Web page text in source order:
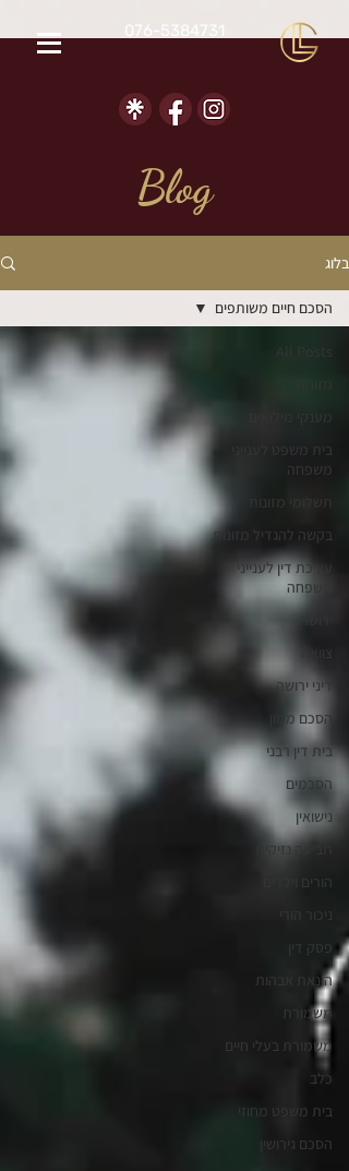
076-5384731
Blog
בלוג
All Posts
מזונות
מענקי מילואים
בית משפט לענייני
משפחה
תשלומי מזונות
בקשה להגדיל מזונות
עורכת דין לענייני
משפחה
דיני ירושה
הסכם ממון
בית דין רבני
הסכמים
נישואין
תביעה נזיקית
הורים וילדים
ניכור הורי
פסק דין
הונאת אבהות
משמורת
משמורת בעלי חיים
כלב
בית משפט מחוזי
הסכם גירושין
הסכם חיים משותפים